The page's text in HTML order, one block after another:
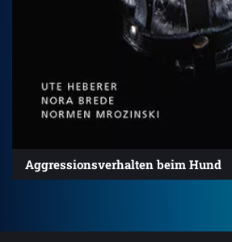
Aggressionsverhalten beim Hund